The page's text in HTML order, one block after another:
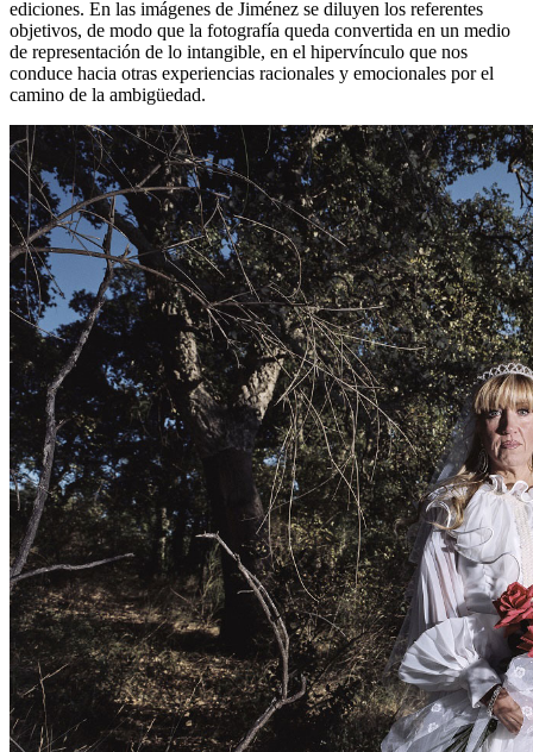
ediciones. En las imágenes de Jiménez se diluyen los referentes
objetivos, de modo que la fotografía queda convertida en un medio
de representación de lo intangible, en el hipervínculo que nos
conduce hacia otras experiencias racionales y emocionales por el
camino de la ambigüedad.